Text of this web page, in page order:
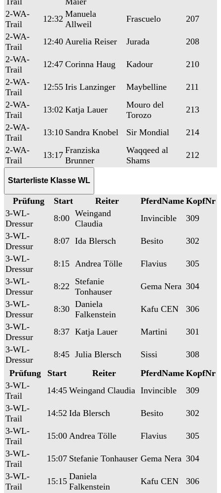
2-WA-
Trail
12:32 Manuela
Allweil
Frascuelo
207
2-WA-
Trail
12:40 Aurelia Reiser Jurada
208
2-WA-
Trail
12:47 Corinna Haug Kadour
210
2-WA-
Trail
12:55 Iris Lanzinger Maybelline
211
2-WA-
Trail
13:02 Katja Lauer
Mouro del
Torozo
213
2-WA-
Trail
13:10 Sandra Knobel Sir Mondial
214
2-WA-
Trail
13:17 Franziska
Brunner
Waqqeed al
Shams
212
Starterliste Klasse WL
Prüfung Start Reiter PferdName KopfNr
3-WL-
Dressur
8:00 Weingand
Claudia
Invincible
309
3-WL-
Dressur
8:07 Ida Blersch Besito
302
3-WL-
Dressur
8:15 Andrea Tölle Flavius
305
3-WL-
Dressur
8:22
Stefanie
Tonhauser
Gema Nera 304
3-WL-
Dressur
8:30 Daniela
Falkenstein
Kafu CEN
306
3-WL-
Dressur
8:37 Katja Lauer Martini
301
3-WL-
Dressur
8:45 Julia Blersch Sissi
308
Prüfung
Start Reiter PferdName KopfNr
3-WL-
Trail
14:45 Weingand Claudia Invincible
309
3-WL-
Trail
14:52 Ida Blersch Besito
302
3-WL-
Trail
15:00 Andrea Tölle Flavius
305
3-WL-
Trail
15:07 Stefanie Tonhauser Gema Nera 304
3-WL-
Trail
15:15 Daniela
Falkenstein
Kafu CEN
306